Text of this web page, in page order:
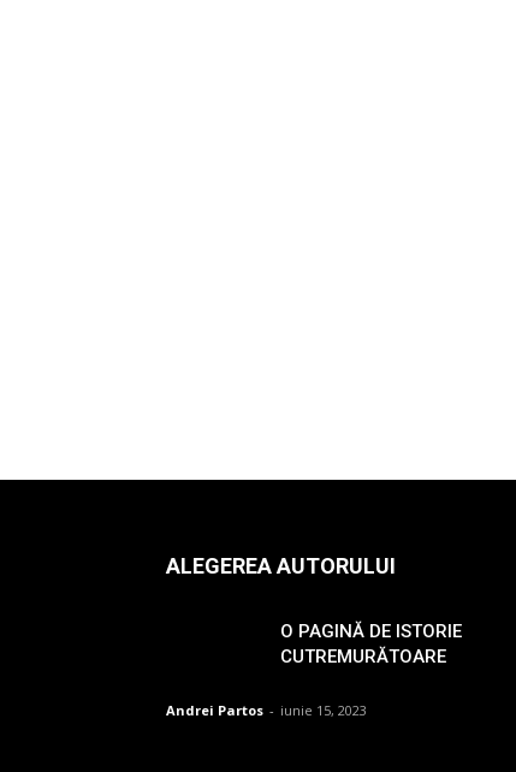
ALEGEREA AUTORULUI
O PAGINĂ DE ISTORIE
CUTREMURĂTOARE
Andrei Partos - iunie 15, 2023